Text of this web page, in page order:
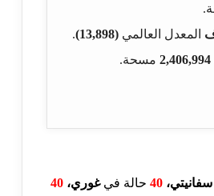
المعدل العالمي (13,898)
.
2,406,994 مسحة.
سفانيتي، 40 حالة في غوري، 40